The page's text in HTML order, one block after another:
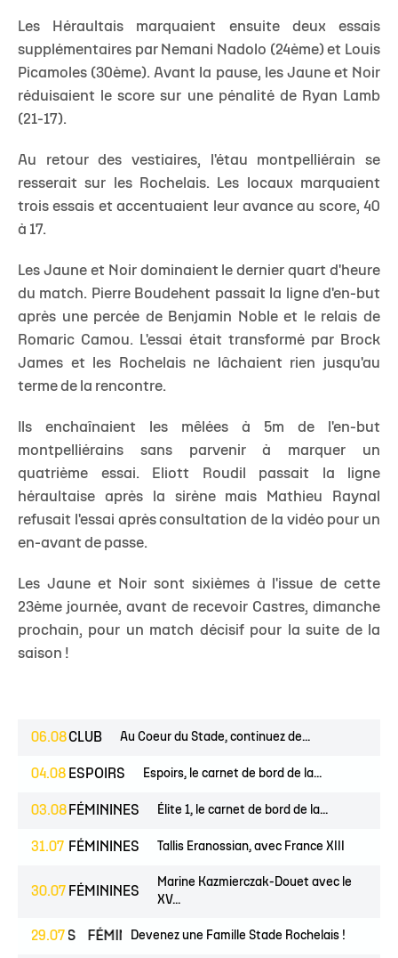
Les Héraultais marquaient ensuite deux essais
supplémentaires par Nemani Nadolo (24ème) et Louis
Picamoles (30ème). Avant la pause, les Jaune et Noir
réduisaient le score sur une pénalité de Ryan Lamb
(21-17).
Au retour des vestiaires, l'étau montpelliérain se
resserait sur les Rochelais. Les locaux marquaient
trois essais et accentuaient leur avance au score, 40
à 17.
Les Jaune et Noir dominaient le dernier quart d'heure
du match. Pierre Boudehent passait la ligne d'en-but
après une percée de Benjamin Noble et le relais de
Romaric Camou. L'essai était transformé par Brock
James et les Rochelais ne lâchaient rien jusqu'au
terme de la rencontre.
Ils enchaînaient les mêlées à 5m de l'en-but
montpelliérains sans parvenir à marquer un
quatrième essai. Eliott Roudil passait la ligne
héraultaise après la sirène mais Mathieu Raynal
refusait l'essai après consultation de la vidéo pour un
en-avant de passe.
Les Jaune et Noir sont sixièmes à l'issue de cette
23ème journée, avant de recevoir Castres, dimanche
prochain, pour un match décisif pour la suite de la
saison !
06.08CLUB Au Coeur du Stade, continuez de...
04.08 ESPOIRS Espoirs, le carnet de bord de la...
03.08 FÉMININES Élite 1, le carnet de bord de la...
31.07 FÉMININES Tallis Eranossian, avec France XIII
30.07 FÉMININES
Marine Kazmierczak-Douet avec le
XV...
29.07
JEUNES FÉMININES CLUB
Devenez une Famille Stade Rochelais !